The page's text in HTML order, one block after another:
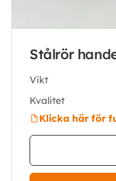
Stålrör
Vikt
Kvalitet
Klicka här för